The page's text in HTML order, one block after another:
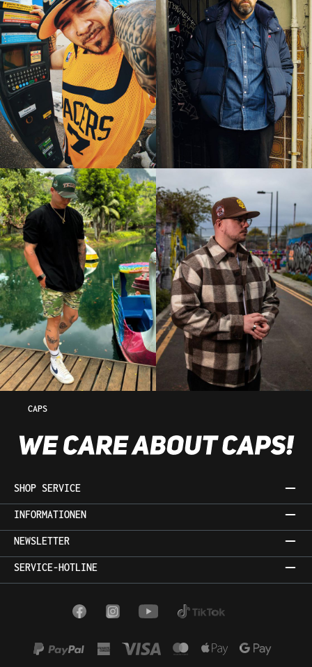
CAPS
SHOP SERVICE
INFORMATIONEN
NEWSLETTER
SERVICE-HOTLINE